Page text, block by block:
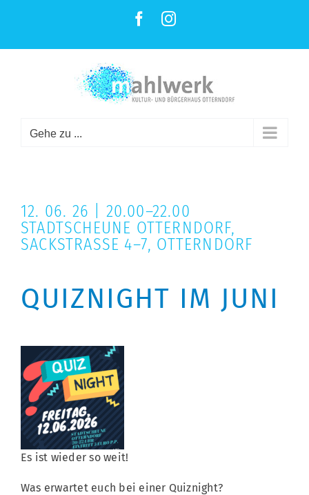
Facebook
Gehe zu ...
12. 06. 26 | 20.00–22.00
STADTSCHEUNE OTTERNDORF,
SACKSTRASSE 4–7, OTTERNDORF
QUIZNIGHT IM JUNI
Es ist wieder so weit!
Was erwartet euch bei einer Quiznight?